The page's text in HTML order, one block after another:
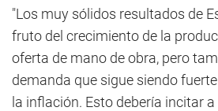
"Los muy sólidos resultados de
fruto del crecimiento de la
oferta de mano de obra, pero
demanda que sigue siendo
la inflación. Esto debería incitar